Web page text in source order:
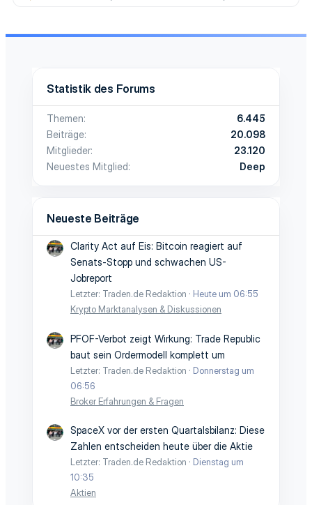
Statistik des Forums
Themen
6.445
Beiträge
20.098
Mitglieder
23.120
Neuestes Mitglied
Deep
Neueste Beiträge
Clarity Act auf Eis: Bitcoin reagiert auf
Senats-Stopp und schwachen US-
Jobreport
Letzter: Traden.de Redaktion
Heute um 06:55
Krypto Marktanalysen & Diskussionen
PFOF-Verbot zeigt Wirkung: Trade Republic
baut sein Ordermodell komplett um
Letzter: Traden.de Redaktion
Donnerstag um
06:56
Broker Erfahrungen & Fragen
SpaceX vor der ersten Quartalsbilanz: Diese
Zahlen entscheiden heute über die Aktie
Letzter: Traden.de Redaktion
Dienstag um
10:35
Aktien